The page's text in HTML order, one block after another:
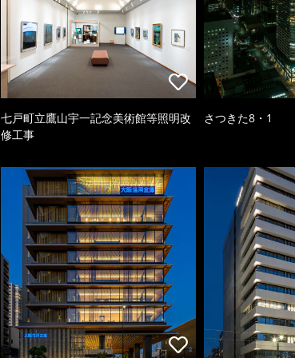
七戸町立鷹山宇一記念美術館等照明改
修工事
さつきた8・1